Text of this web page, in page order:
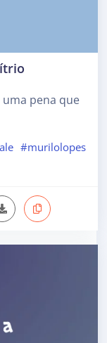
pena que
#murilolopes